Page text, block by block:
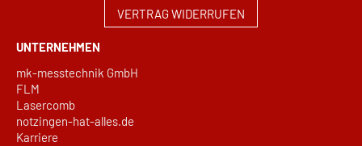
VERTRAG WIDERRUFEN
UNTERNEHMEN
mk-messtechnik GmbH
FLM
Lasercomb
notzingen-hat-alles.de
Karriere